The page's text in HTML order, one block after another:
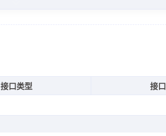
接口类型 接